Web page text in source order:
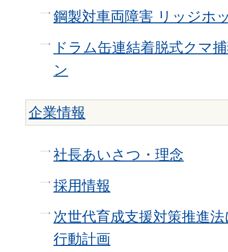
鋼製対車両障害 リッジホ
ドラム缶連結着脱式クマ
ン
企業情報
社長あいさつ・理念
採用情報
次世代育成支援対策推進
行動計画